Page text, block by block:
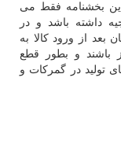
بخشنامه فقط می
داشته باشد و در
بعد از ورود کالا به
باشند و بطور قطع
تولید در گمرکات و